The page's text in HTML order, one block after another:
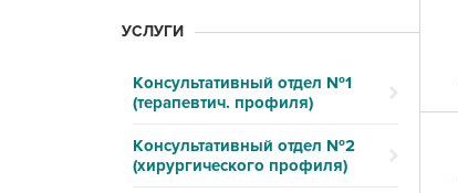
УСЛУГИ
Консультативный отдел №1
(терапевтич. профиля)
Консультативный отдел №2
(хирургического профиля)